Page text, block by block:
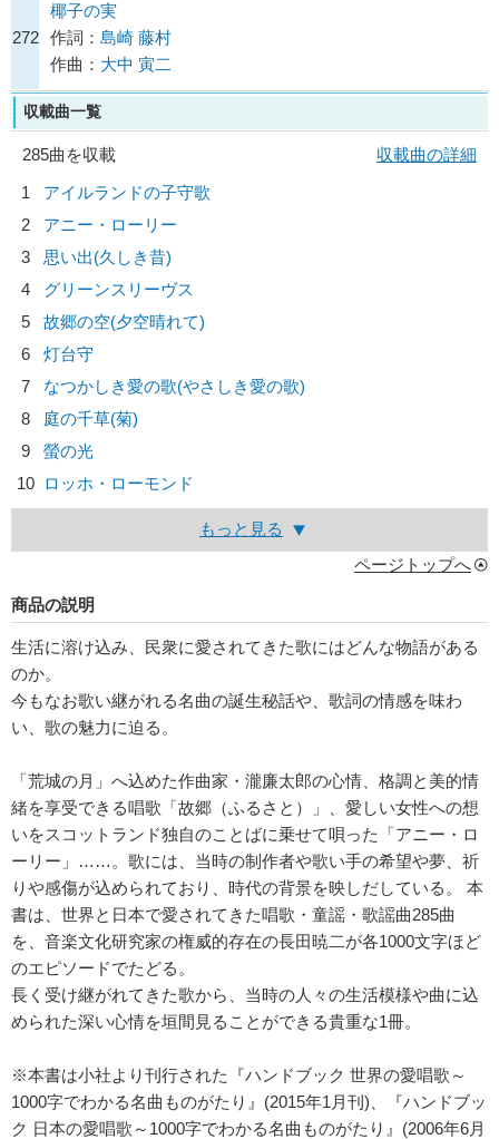
272
椰子の実
作詞： 島崎 藤村
作曲： 大中 寅二
収載曲一覧
285曲を収載
収載曲の詳細
1
アイルランドの子守歌
2
アニー・ローリー
3
思い出(久しき昔)
4
グリーンスリーヴス
5
故郷の空(夕空晴れて)
6
灯台守
7
なつかしき愛の歌(やさしき愛の歌)
8
庭の千草(菊)
9
螢の光
10 ロッホ・ローモンド
もっと見る
ページトップへ
商品の説明
生活に溶け込み、民衆に愛されてきた歌にはどんな物語がある
のか。
今もなお歌い継がれる名曲の誕生秘話や、歌詞の情感を味わ
い、歌の魅力に迫る。
「荒城の月」へ込めた作曲家・瀧廉太郎の心情、格調と美的情
緒を享受できる唱歌「故郷（ふるさと）」、愛しい女性への想
いをスコットランド独自のことばに乗せて唄った「アニー・ロ
ーリー」……。歌には、当時の制作者や歌い手の希望や夢、祈
りや感傷が込められており、時代の背景を映しだしている。 本
書は、世界と日本で愛されてきた唱歌・童謡・歌謡曲285曲
を、音楽文化研究家の権威的存在の長田暁二が各1000文字ほど
のエピソードでたどる。
長く受け継がれてきた歌から、当時の人々の生活模様や曲に込
められた深い心情を垣間見ることができる貴重な1冊。
※本書は小社より刊行された『ハンドブック 世界の愛唱歌～
1000字でわかる名曲ものがたり』(2015年1月刊)、『ハンドブッ
ク 日本の愛唱歌～1000字でわかる名曲ものがたり』(2006年6月